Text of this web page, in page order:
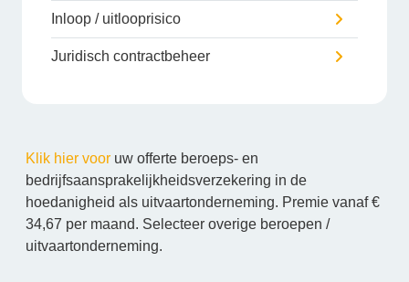
Inloop / uitlooprisico
Juridisch contractbeheer
Klik hier voor uw offerte beroeps- en
bedrijfsaansprakelijkheidsverzekering in de
hoedanigheid als uitvaartonderneming. Premie vanaf €
34,67 per maand. Selecteer overige beroepen /
uitvaartonderneming.